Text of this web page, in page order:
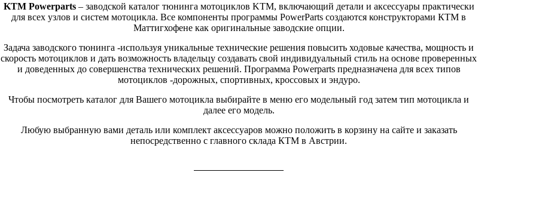
KTM Powerparts– заводской каталог тюнинга мотоциклов KTM, включающий детали и аксессуары практически
для всех узлов и систем мотоцикла. Все компоненты программы PowerParts создаются конструкторами КТМ в
Маттигхофене как оригинальные заводские опции.
Задача заводского тюнинга -используя уникальные технические решения повысить ходовые качества, мощность и
скорость мотоциклов и дать возможность владельцу создавать свой индивидуальный стиль на основе проверенных
и доведенных до совершенства технических решений. Программа Powerparts предназначена для всех типов
мотоциклов -дорожных, спортивных, кроссовых и эндуро.
Чтобы посмотреть каталог для Вашего мотоцикла выбирайте в меню его модельный год затем тип мотоцикла и
далее его модель.
Любую выбранную вами деталь или комплект аксессуаров можно положить в корзину на сайте и заказать
непосредственно с главного склада КТМ в Австрии.